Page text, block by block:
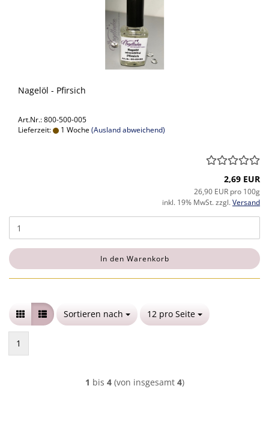
Nagelöl - Pfirsich
Art.Nr.: 800-500-005
Lieferzeit:
1 Woche(Ausland abweichend)
2,69 EUR
26,90 EUR pro 100g
inkl. 19% MwSt. zzgl.Versand
In den Warenkorb
Sortieren nach
Sortieren nach 12 pro Seite
pro Seite
1
1 bis 4(von insgesamt 4)